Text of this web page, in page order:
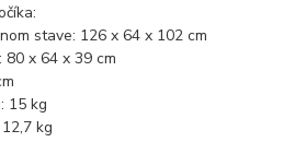
stave: 126 x 64 x 102 cm
80 x 64 x 39 cm
15 kg
kg